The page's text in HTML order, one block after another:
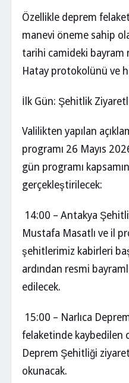
Özellikle deprem
manevi öneme sahip
tarihi camideki bayram
Hatay protokolünü ve
İlk Gün: Şehitlik
Valilikten yapılan
programı 26 Mayıs
gün programı
gerçekleştirilecek:
14:00 – Antakya
Mustafa Masatlı ve il
şehitlerimiz kabirleri
ardından resmi
edilecek.
15:00 – Narlıca
felaketinde kaybedilen
Deprem Şehitliği
okunacak.